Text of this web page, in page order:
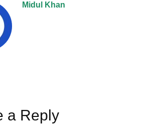
Midul Khan
a Reply